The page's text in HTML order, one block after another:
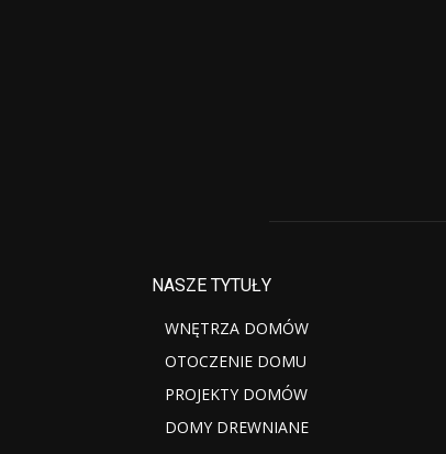
NASZE TYTUŁY
WNĘTRZA DOMÓW
OTOCZENIE DOMU
PROJEKTY DOMÓW
DOMY DREWNIANE